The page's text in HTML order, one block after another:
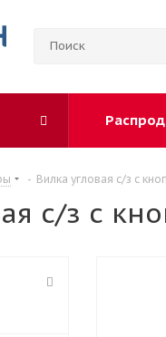
- Вилка угловая с/з с
с/з с